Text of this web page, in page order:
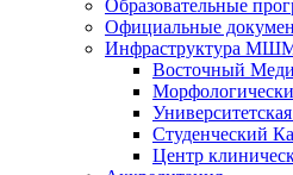
Образовательные
Официальные
Инфраструктура
Восточный
Студенческий
Центр